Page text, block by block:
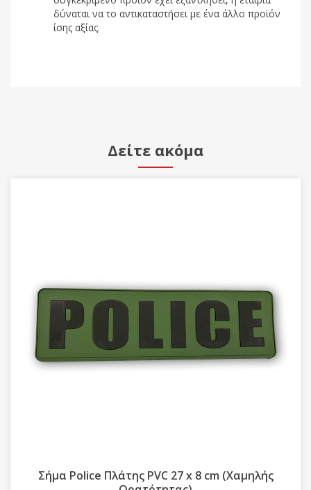
δύναται να το αντικαταστήσει με ένα άλλο προϊόν
ίσης αξίας.
Δείτε ακόμα
x 8 cm (Χαμηλής
Σήματα 3D αστυνομίας